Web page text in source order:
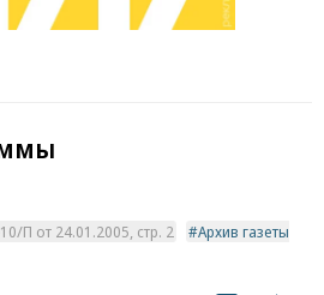
П от 24.01.2005, стр. 2
Архив газеты